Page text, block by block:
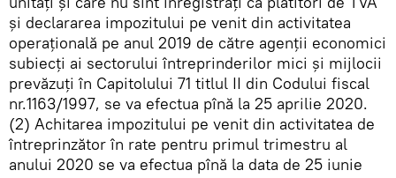
și declararea impozitului pe venit din activitatea
operațională pe anul 2019 de către agenţii economici
subiecţi ai sectorului întreprinderilor mici şi mijlocii
prevăzuți în Capitolului 71 titlul II din Codului fiscal
nr.1163/1997, se va efectua pînă la 25 aprilie 2020.
(2) Achitarea impozitului pe venit din activitatea de
întreprinzător în rate pentru primul trimestru al
anului 2020 se va efectua pînă la data de 25 iunie